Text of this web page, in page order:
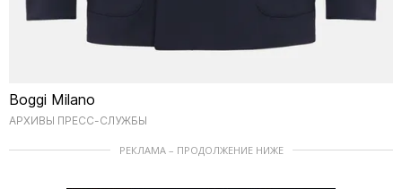
Boggi Milano
АРХИВЫ ПРЕСС-СЛУЖБЫ
РЕКЛАМА – ПРОДОЛЖЕНИЕ НИЖЕ